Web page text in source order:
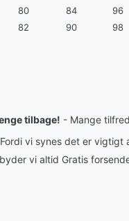
80 84 96
82 90 98
tilbage! - Mange
vi synes det er vigtigt
vi altid Gratis